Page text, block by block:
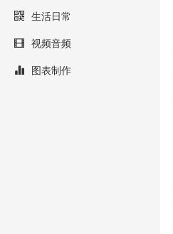
生活日常
视频音频
图表制作